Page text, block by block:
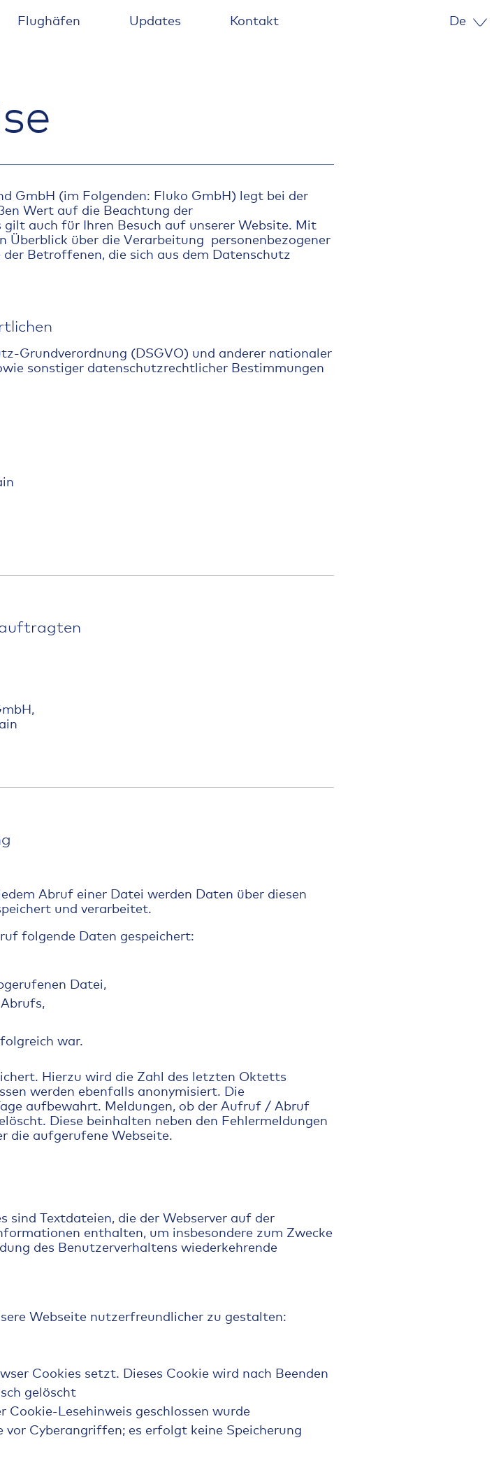
Flughäfen Updates Kontakt De
GmbH (im Folgenden: Fluko GmbH) legt bei der
Wert auf die Beachtung der
auch für Ihren Besuch auf unserer Website. Mit
Überblick über die Verarbeitung personenbezogener
Betroffenen, die sich aus dem Datenschutz
Grundverordnung (DSGVO) und anderer nationaler
sonstiger datenschutzrechtlicher Bestimmungen
Abruf einer Datei werden Daten über diesen
und verarbeitet.
folgende Daten gespeichert:
Datei,
war.
Hierzu wird die Zahl des letzten Oktetts
werden ebenfalls anonymisiert. Die
aufbewahrt. Meldungen, ob der Aufruf / Abruf
Diese beinhalten neben den Fehlermeldungen
die aufgerufene Webseite.
sind Textdateien, die der Webserver auf der
enthalten, um insbesondere zum Zwecke
des Benutzerverhaltens wiederkehrende
Webseite nutzerfreundlicher zu gestalten:
Cookies setzt. Dieses Cookie wird nach Beenden
gelöscht
Cookie-Lesehinweis geschlossen wurde
vor Cyberangriffen; es erfolgt keine Speicherung